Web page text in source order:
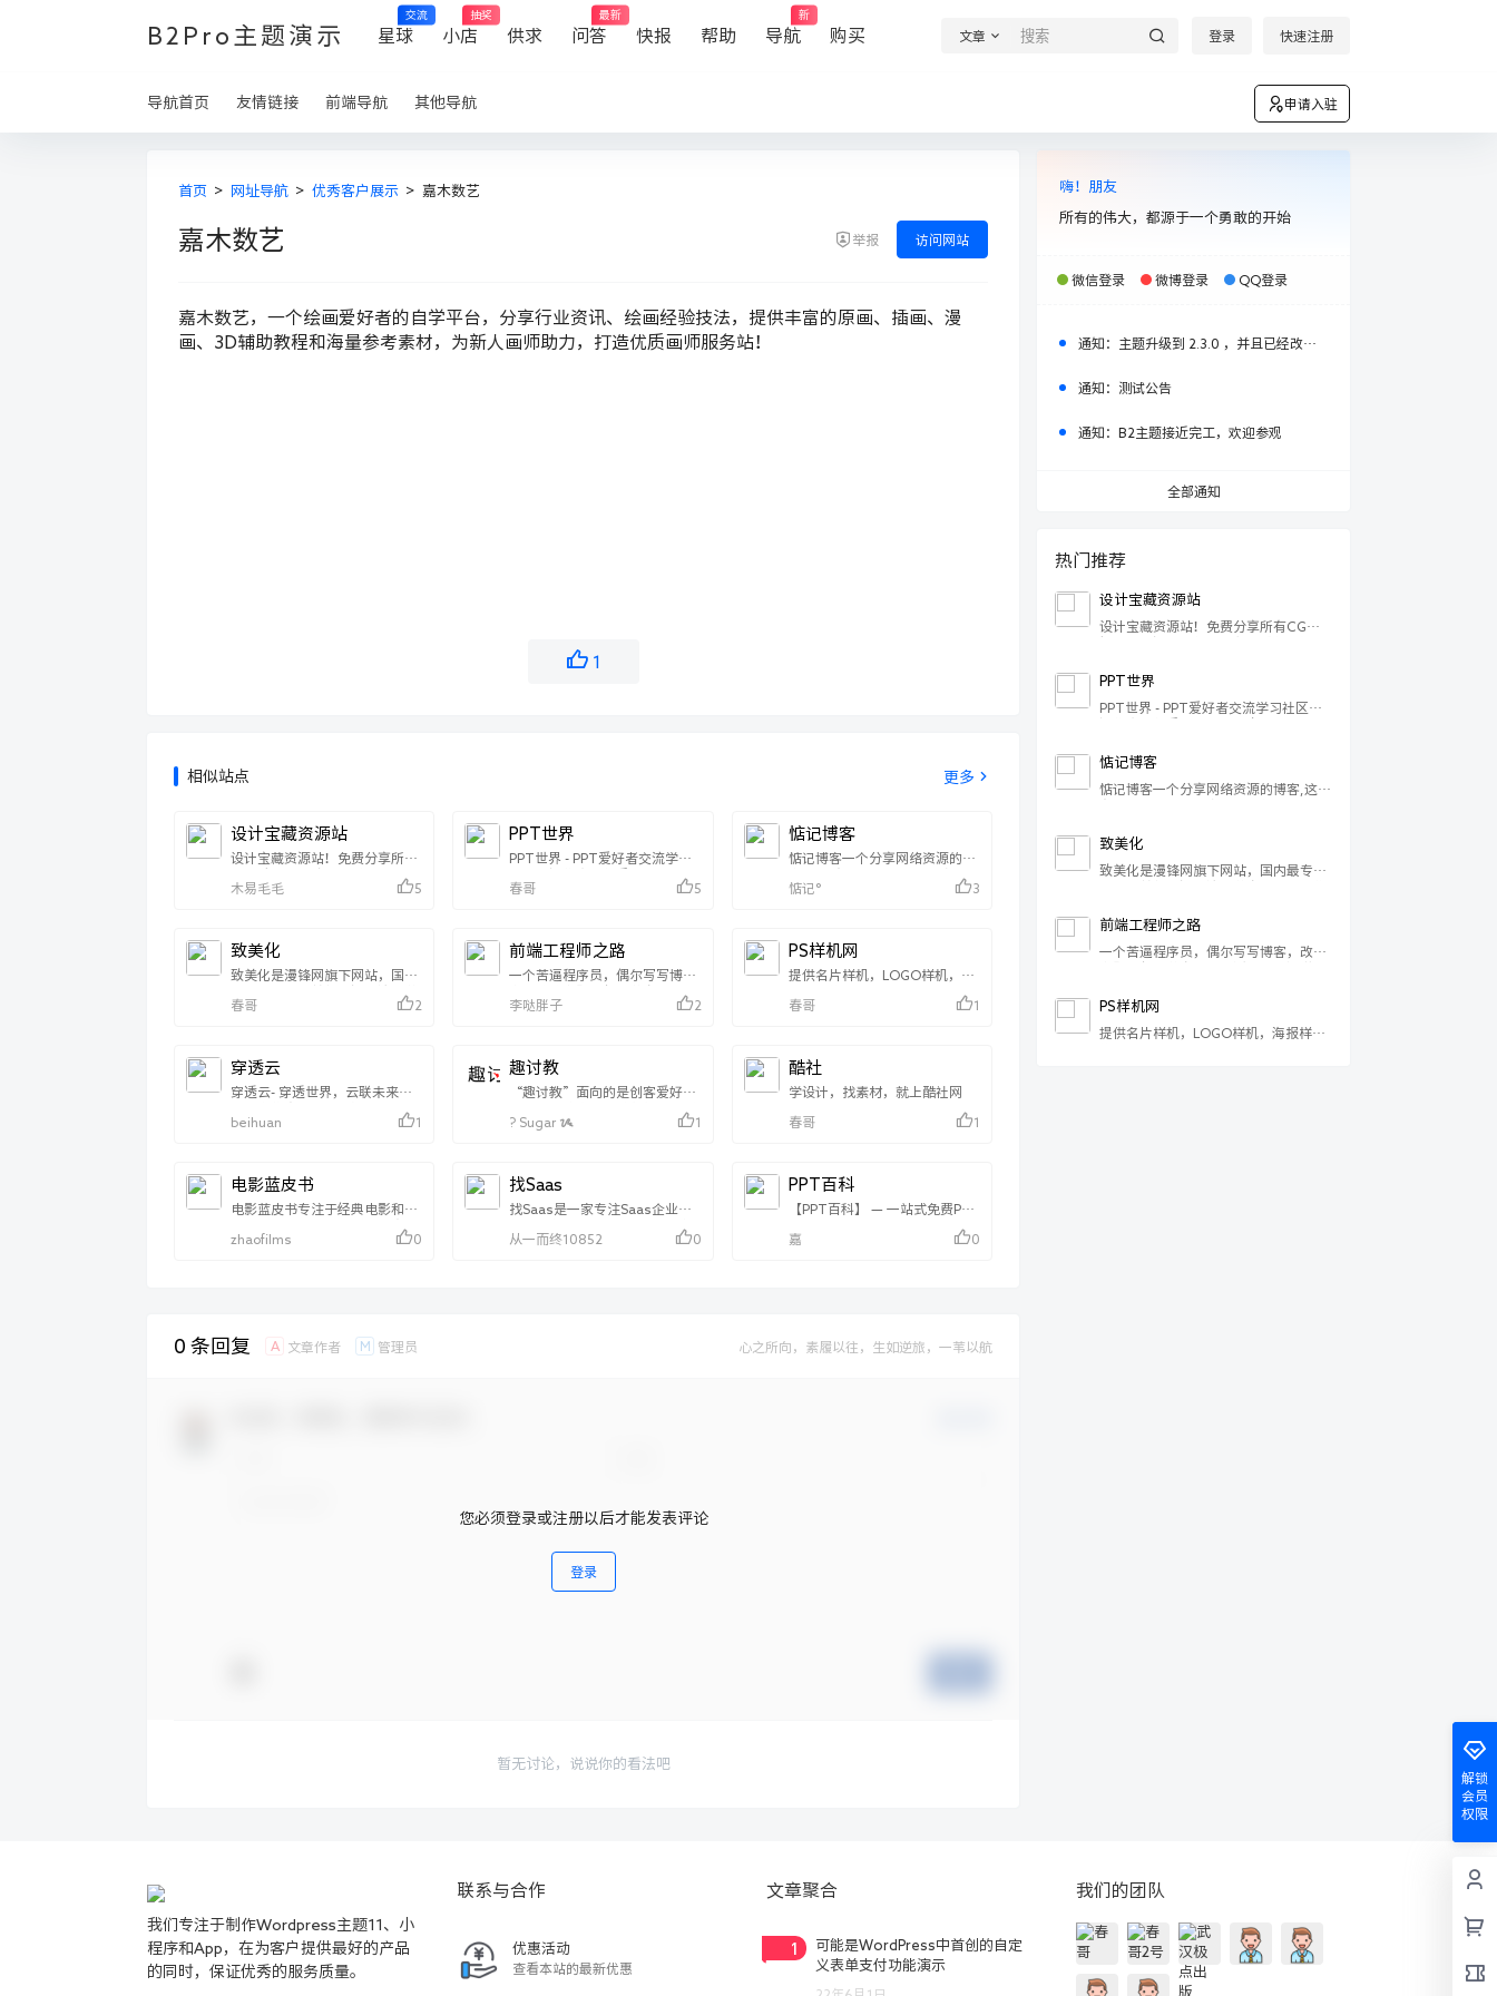
B2Pro主题演示 星球
交流
小店
抽奖
供求 问答
最新
快报 帮助 导航
新
购买 文章 登录 快速注册
导航首页 友情链接 前端导航 其他导航 申请入驻
首页 > 网址导航 > 优秀客户展示 > 嘉木数艺
嘉木数艺 举报 访问网站
嘉木数艺，一个绘画爱好者的自学平台，分享行业资讯、绘画经验技法，提供丰富的原画、插画、漫
画、3D辅助教程和海量参考素材，为新人画师助力，打造优质画师服务站！
1
相似站点 更多
设计宝藏资源站
设计宝藏资源站！免费分享所有
程、插件、脚本、模板、样机、
设计必备！设计宝藏资源
站,AE,C4D,After
Effects,blender,AE教程,AE插
件,blender教程,AE模板,PR模
木易毛毛 5
PPT世界
PPT世界 - PPT爱好者交流学习
致力于发现幻灯的力量！拥有海
素材下载等。看PPT设计文章，
学PPT软件教程，找PPT灵感素
材，上PPT世界（PPTX.CN）！
春哥 5
惦记博客
惦记博客一个分享网络资源的博
软件和小工具，以及手游戏,游戏
插件,各种代码分享,同时也是会
分享一些软件和Windows优化
系统下载，分享惦记°的心路历
惦记° 3
致美化
致美化是漫锋网旗下网站，国内
享平台，聚集了超过20万的活跃
造不一样的Windows系统界
面…
春哥 2
前端工程师之路
一个苦逼程序员，偶尔写写博
活，写点没谱的影评。胸无大
资源，只有你想不到，没有本狼
我找不到。主要内容涵盖但不仅
限于
等。
李哒胖子 2
PS样机网
提供名片样机，LOGO样机，海
春哥
1
穿透云
穿透云- 穿透世界，云联未来。
及销售于一体的完整解决方案提
应用（包括软件系统、移动APP
开发、智慧工业研究等）。
beihuan 1
趣讨教
“趣讨教”面向的是创客爱好
发烧友们。
? Sugar ᝰ 1
酷社
学设计，找素材，就上酷社网
春哥 1
电影蓝皮书
电影蓝皮书专注于经典电影和艺
开发，目前有电影放映、电影幕
zhaofilms 0
找Saas
找Saas是一家专注Saas企业软
价和社会数据，比较最好的商业
从一而终10852 0
PPT百科
【PPT百科】 — 一站式免费PPT
平台，优秀PPT作品案例库。同
盖科技风、商务风、插画风、党
嘉 0
0 条回复 A 文章作者 M 管理员 心之所向，素履以往，生如逆旅，一苇以航
您必须登录或注册以后才能发表评论
登录
暂无讨论，说说你的看法吧
嗨！朋友
所有的伟大，都源于一个勇敢的开始
微信登录 微博登录 QQ登录
通知： 主题升级到 2.3.0 ，并且已经改名柒比贰（seven）主题，请大家注意！
通知： 测试公告
通知： B2主题接近完工，欢迎参观
全部通知
热门推荐
设计宝藏资源站
设计宝藏资源站！免费分享所有CG影
模型、黑科技等等！你想要的这里全都
站,AE,C4D,After Effects,blender,AE
源,blender插件！
PPT世界
PPT世界 - PPT爱好者交流学习社区，
含PPT设计教程、PPT动画教程、PPT
PPT软件教程，找PPT灵感素材，上
惦记博客
惦记博客一个分享网络资源的博客,这里
资源，网站源码等资源，WordPress教
程,主题,插件,各种代码分享,同时也是会
分享一些软件和Windows优化系统下
致美化
致美化是漫锋网旗下网站，国内最专业
的电脑主题及软件皮肤，图标，壁纸
面…
前端工程师之路
一个苦逼程序员，偶尔写写博客，改改
也会记录一些技术教程，分享一些下载
到。主要内容涵盖但不仅限于
PS样机网
提供名片样机，LOGO样机，海报样机
解锁
会员
权限
我们专注于制作Wordpress主题11、小
程序和App，在为客户提供最好的产品
的同时，保证优秀的服务质量。
联系与合作
优惠活动
查看本站的最新优惠
文章聚合
1
可能是WordPress中首创的自定
义表单支付功能演示
我们的团队